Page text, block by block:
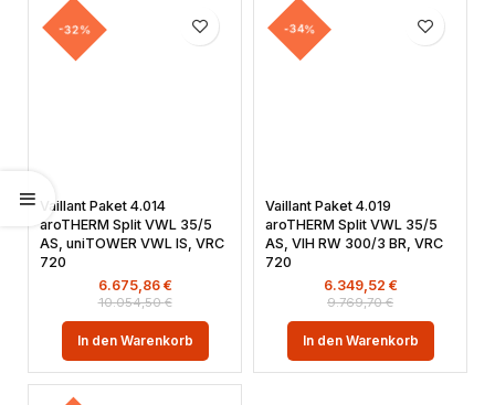
-32%
Vaillant Paket 4.014
aroTHERM Split VWL 35/5
AS, uniTOWER VWL IS, VRC
720
10.054,50€
6.675,86 €
In den Warenkorb
-34%
Vaillant Paket 4.019
aroTHERM Split VWL 35/5
AS, VIH RW 300/3 BR, VRC
720
9.769,70€
6.349,52 €
In den Warenkorb